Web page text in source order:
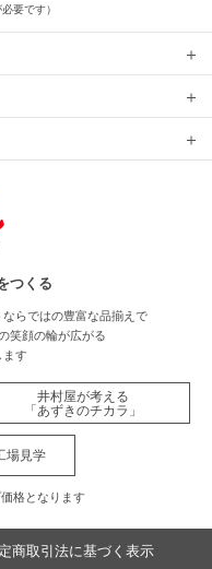
要です）
つくる
らではの豊富な品揃えで
笑顔の輪が広がる
ます
井村屋が考える
「あずきのチカラ」
場見学
格となります
商取引法に基づく表示